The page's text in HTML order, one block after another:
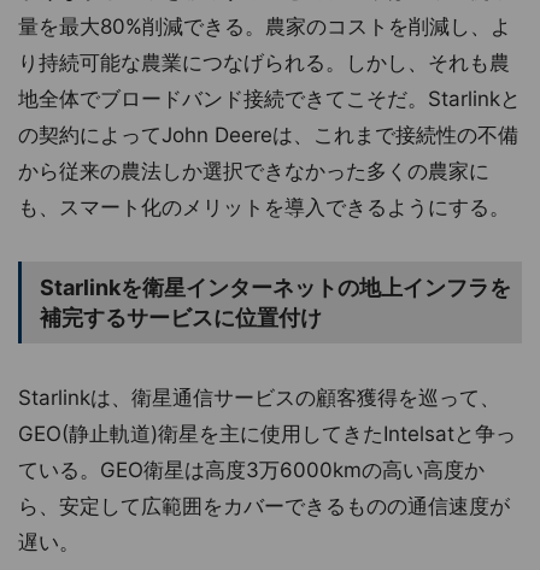
量を最大80%削減できる。農家のコストを削減し、よ
り持続可能な農業につなげられる。しかし、それも農
地全体でブロードバンド接続できてこそだ。Starlinkと
の契約によってJohn Deereは、これまで接続性の不備
から従来の農法しか選択できなかった多くの農家に
も、スマート化のメリットを導入できるようにする。
Starlinkを衛星インターネットの地上インフラを
補完するサービスに位置付け
Starlinkは、衛星通信サービスの顧客獲得を巡って、
GEO(静止軌道)衛星を主に使用してきたIntelsatと争っ
ている。GEO衛星は高度3万6000kmの高い高度か
ら、安定して広範囲をカバーできるものの通信速度が
遅い。